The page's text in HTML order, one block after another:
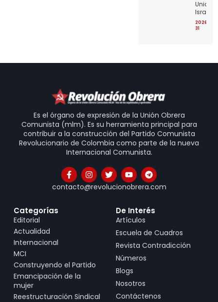
Unidos
Israel
2026-
31
Es el órgano de expresión de la Unión Obrera
Comunista (mlm). Es su herramienta principal para
contribuir a la construcción del Partido Comunista
Revolucionario de Colombia como parte de la nueva
Internacional Comunista.
contacto@revolucionobrera.com
Categorías
Editorial
Actualidad
Internacional
MCI
Construyendo el Partido
Emancipación de la
mujer
Reestructuración Sindical
De Interés
Artículos
Escuela de Cuadros
Revista Contradicción
Números
Blogs
Nosotros
Contáctenos